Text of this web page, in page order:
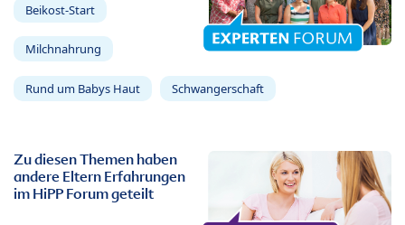
Beikost-Start
Milchnahrung
Rund um Babys Haut Schwangerschaft
Zu diesen Themen haben
andere Eltern Erfahrungen
im HiPP Forum geteilt